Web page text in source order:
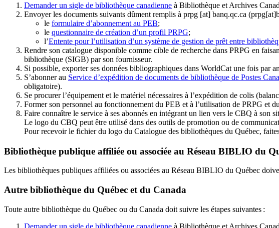
Demander un sigle de bibliothèque canadienne à Bibliothèque et Archives
Envoyer les documents suivants dûment remplis à prpg [at] banq.qc.ca
le formulaire d’abonnement au PEB;
le questionnaire de création d’un profil PRPG;
l’Entente pour l’utilisation d’un système de gestion de prêt entre
Rendre son catalogue disponible comme cible de recherche dans PRPG en
bibliothèque (SIGB) par son fournisseur.
Si possible, exporter ses données bibliographiques dans WorldCat une fois par
S’abonner au Service d’expédition de documents de bibliothèque de Postes
obligatoire).
Se procurer l’équipement et le matériel nécessaires à l’expédition de colis
Former son personnel au fonctionnement du PEB et à l’utilisation de PRPG et
Faire connaître le service à ses abonnés en intégrant un lien vers le CBQ à
Le logo du CBQ peut être utilisé dans des outils de promotion ou de
Pour recevoir le fichier du logo du Catalogue des bibliothèques du Québec,
Bibliothèque publique affiliée ou associée au Réseau BIBLIO du
Les bibliothèques publiques affiliées ou associées au Réseau BIBLIO du Québec
Autre bibliothèque du Québec et du Canada
Toute autre bibliothèque du Québec ou du Canada doit suivre les étapes suivantes :
Demander un sigle de bibliothèque canadienne à Bibliothèque et Archives